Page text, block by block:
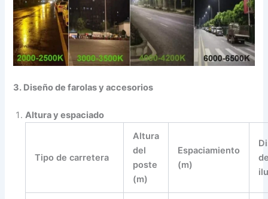
3. Diseño de farolas y accesorios
Altura y espaciado
Tipo de carretera
Altura
del
poste
(m)
Espaciamiento
(m)